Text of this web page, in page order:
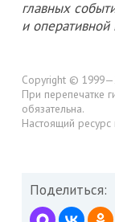
главных
и
Copyright ©
При перепечатке
обязательна.
Настоящий
Поделиться: